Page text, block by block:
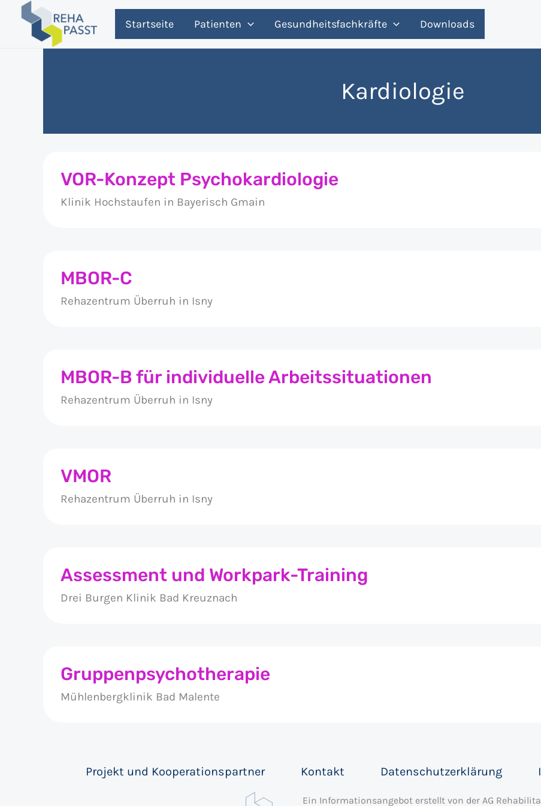
Zum
Inhalt
springen
Startseite Patienten Gesundheitsfachkräfte Downloads
Kardiologie
VOR-Konzept Psychokardiologie
Klinik Hochstaufen in Bayerisch Gmain
MBOR-C
Rehazentrum Überruh in Isny
MBOR-B für individuelle Arbeitssituationen
Rehazentrum Überruh in Isny
VMOR
Rehazentrum Überruh in Isny
Assessment und Workpark-Training
Drei Burgen Klinik Bad Kreuznach
Gruppenpsychotherapie
Mühlenbergklinik Bad Malente
Projekt und Kooperationspartner Kontakt Datenschutzerklärung
Ein Informationsangebot erstellt von der AG